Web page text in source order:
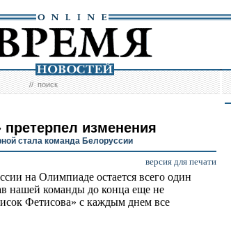
//поиск
изменения
стала команда Белоруссии
версия для печати
на Олимпиаде остается всего один
нашей команды до конца еще не
Фетисова» с каждым днем все